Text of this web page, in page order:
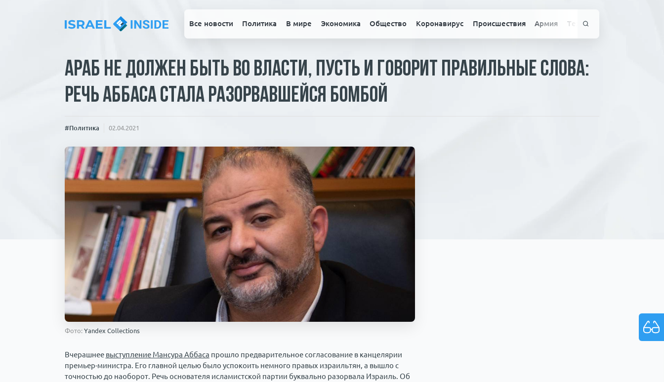
Все новости Политика В мире Экономика Общество Коронавирус Происшествия Армия Технологии
Араб не должен быть во власти, пусть и говорит правильные слова:
речь Аббаса стала разорвавшейся бомбой
#Политика 02.04.2021
Фото: Yandex Collections
Вчерашнее выступление Мансура Аббаса прошло предварительное согласование в канцелярии
премьер-министра. Его главной целью было успокоить немного правых израильтян, а вышло с
точностью до наоборот. Речь основателя исламистской партии буквально разорвала Израиль. Об